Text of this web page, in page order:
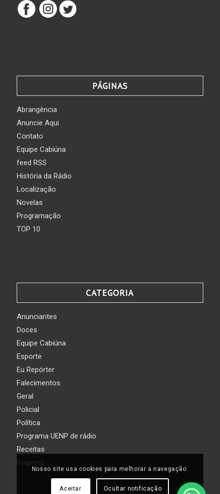
PÁGINAS
Abrangência
Anuncie Aqui
Contato
Equipe Cabiúna
feed RSS
História da Rádio
Localização
Novelas
Programação
TOP 10
CATEGORIA
Anunciantes
Doces
Equipe Cabiúna
Esporte
Eu Repórter
Falecimentos
Geral
Policial
Política
Programa UENP de rádio
Receitas
Regional
Nosso site usa cookies para melhorar a navegação.
Aceitar Ocultar notificação